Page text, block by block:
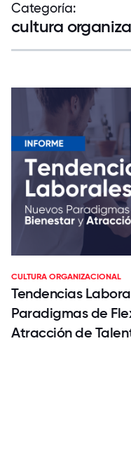
Categoría:
cultura
CULTURA ORGANIZACIONAL
Tendencias
Paradigmas de
Atracción de